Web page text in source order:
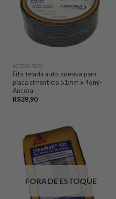
ACESSÓRIOS
Fita telada auto adesiva para
placa cimenticia 51mm x 46ml-
Ancora
R$39,90
FORA DE ESTOQUE